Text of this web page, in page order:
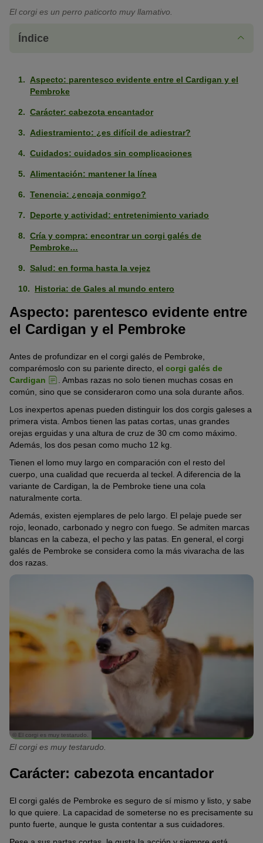
El corgi es un perro paticorto muy llamativo.
Índice
Aspecto: parentesco evidente entre el Cardigan y el
Pembroke
Carácter: cabezota encantador
Adiestramiento: ¿es difícil de adiestrar?
Cuidados: cuidados sin complicaciones
Alimentación: mantener la línea
Tenencia: ¿encaja conmigo?
Deporte y actividad: entretenimiento variado
Cría y compra: encontrar un corgi galés de
Pembroke…
Salud: en forma hasta la vejez
Historia: de Gales al mundo entero
Aspecto: parentesco evidente entre
el Cardigan y el Pembroke
Antes de profundizar en el corgi galés de Pembroke,
comparémoslo con su pariente directo, el corgi galés de
Cardigan
. Ambas razas no solo tienen muchas cosas en
común, sino que se consideraron como una sola durante años.
Los inexpertos apenas pueden distinguir los dos corgis galeses a
primera vista. Ambos tienen las patas cortas, unas grandes
orejas erguidas y una altura de cruz de 30 cm como máximo.
Además, los dos pesan como mucho 12 kg.
Tienen el lomo muy largo en comparación con el resto del
cuerpo, una cualidad que recuerda al teckel. A diferencia de la
variante de Cardigan, la de Pembroke tiene una cola
naturalmente corta.
Además, existen ejemplares de pelo largo. El pelaje puede ser
rojo, leonado, carbonado y negro con fuego. Se admiten marcas
blancas en la cabeza, el pecho y las patas. En general, el corgi
galés de Pembroke se considera como la más vivaracha de las
dos razas.
© El corgi es muy testarudo.
El corgi es muy testarudo.
Carácter: cabezota encantador
El corgi galés de Pembroke es seguro de sí mismo y listo, y sabe
lo que quiere. La capacidad de someterse no es precisamente su
punto fuerte, aunque le gusta contentar a sus cuidadores.